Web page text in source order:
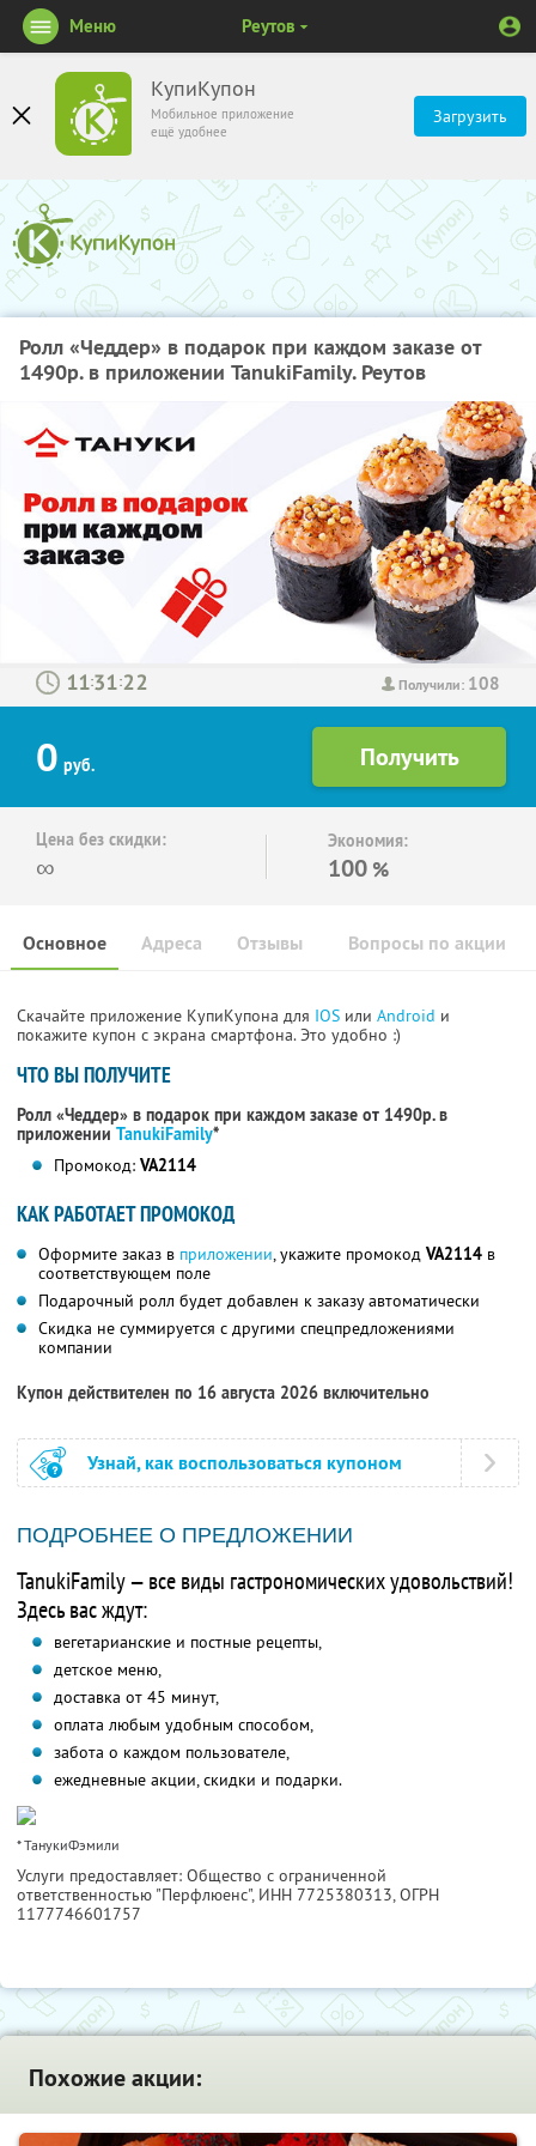
КупиКупон
Мобильное приложение
ещё удобнее
Загрузить
Меню Реутов
Ролл «Чеддер» в подарок при каждом заказе от
1490р. в приложении TanukiFamily. Реутов
Получили: 108
: :
0 руб.
Цена без скидки:
∞
Экономия:
100 %
Основное Отзывы Вопросы по акции
Адреса
Скачайте приложение КупиКупона для IOS или Android и
покажите купон с экрана смартфона. Это удобно :)
ЧТО ВЫ ПОЛУЧИТЕ
Ролл «Чеддер» в подарок при каждом заказе от 1490р. в
приложении TanukiFamily*
Промокод: VA2114
КАК РАБОТАЕТ ПРОМОКОД
Оформите заказ в приложении, укажите промокод VA2114 в
соответствующем поле
Подарочный ролл будет добавлен к заказу автоматически
Скидка не суммируется с другими спецпредложениями
компании
Купон действителен по 16 августа 2026 включительно
Узнай, как воспользоваться купоном
ПОДРОБНЕЕ О ПРЕДЛОЖЕНИИ
TanukiFamily — все виды гастрономических удовольствий!
Здесь вас ждут:
вегетарианские и постные рецепты,
детское меню,
доставка от 45 минут,
оплата любым удобным способом,
забота о каждом пользователе,
ежедневные акции, скидки и подарки.
* ТанукиФэмили
Услуги предоставляет: Общество с ограниченной
ответственностью "Перфлюенс", ИНН 7725380313, ОГРН
1177746601757
Похожие акции: